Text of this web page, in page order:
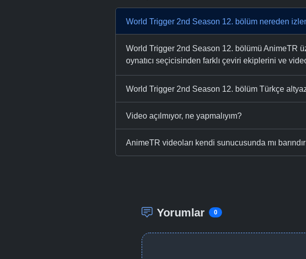
World Trigger 2nd Season 12. bölüm nereden
World Trigger 2nd Season 12. bölümü AnimeTR
oynatıcı seçicisinden farklı çeviri ekiplerini ve
World Trigger 2nd Season 12. bölüm Türkçe
Video açılmıyor, ne yapmalıyım?
AnimeTR videoları kendi sunucusunda mı
Yorumlar 0